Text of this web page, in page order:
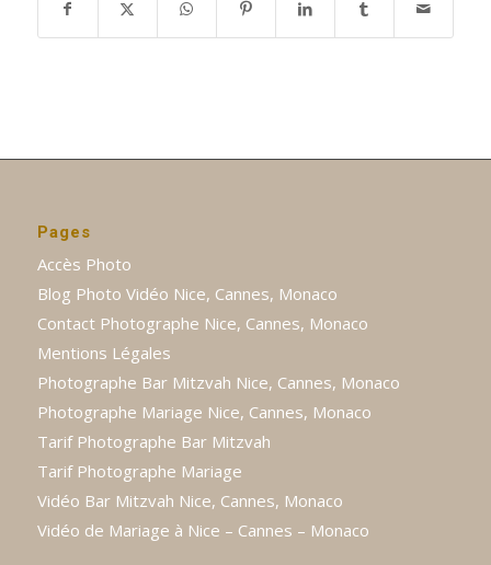
Pages
Accès Photo
Blog Photo Vidéo Nice, Cannes, Monaco
Contact Photographe Nice, Cannes, Monaco
Mentions Légales
Photographe Bar Mitzvah Nice, Cannes, Monaco
Photographe Mariage Nice, Cannes, Monaco
Tarif Photographe Bar Mitzvah
Tarif Photographe Mariage
Vidéo Bar Mitzvah Nice, Cannes, Monaco
Vidéo de Mariage à Nice – Cannes – Monaco